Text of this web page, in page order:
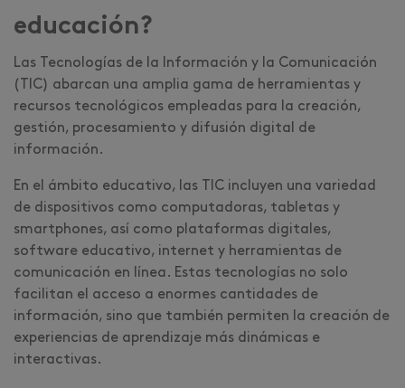
educación?
Las Tecnologías de la Información y la Comunicación
(TIC) abarcan una amplia gama de herramientas y
recursos tecnológicos empleadas para la creación,
gestión, procesamiento y difusión digital de
información.
En el ámbito educativo, las TIC incluyen una variedad
de dispositivos como computadoras, tabletas y
smartphones, así como plataformas digitales,
software educativo, internet y herramientas de
comunicación en línea. Estas tecnologías no solo
facilitan el acceso a enormes cantidades de
información, sino que también permiten la creación de
experiencias de aprendizaje más dinámicas e
interactivas.